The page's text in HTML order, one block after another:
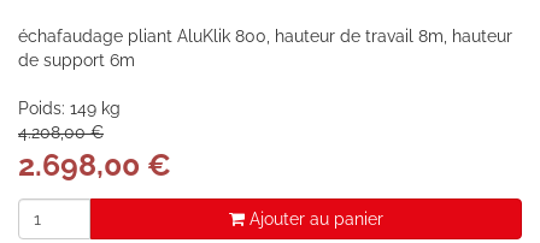
échafaudage pliant AluKlik 800, hauteur de travail 8m, hauteur
de support 6m
Poids: 149 kg
4.208,00 €
2.698,00 €
Ajouter au panier